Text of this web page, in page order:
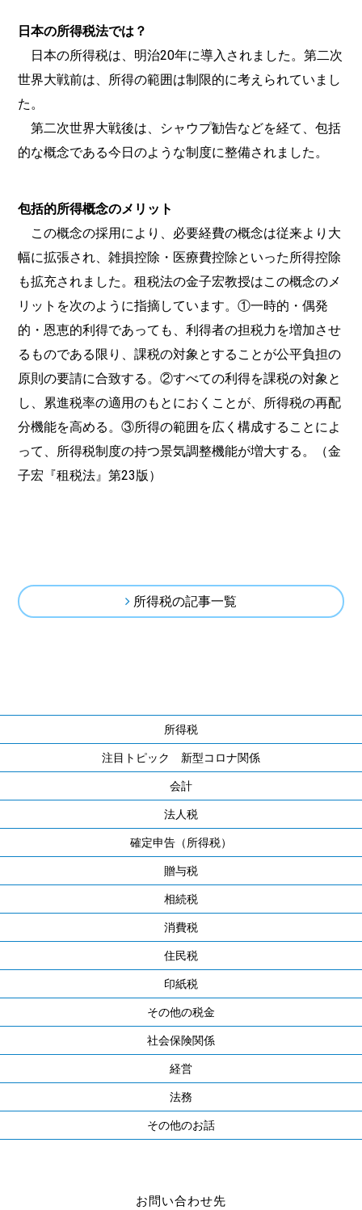
日本の所得税法では？
日本の所得税は、明治20年に導入されました。第二次
世界大戦前は、所得の範囲は制限的に考えられていまし
た。
第二次世界大戦後は、シャウプ勧告などを経て、包括
的な概念である今日のような制度に整備されました。
包括的所得概念のメリット
この概念の採用により、必要経費の概念は従来より大
幅に拡張され、雑損控除・医療費控除といった所得控除
も拡充されました。租税法の金子宏教授はこの概念のメ
リットを次のように指摘しています。①一時的・偶発
的・恩恵的利得であっても、利得者の担税力を増加させ
るものである限り、課税の対象とすることが公平負担の
原則の要請に合致する。②すべての利得を課税の対象と
し、累進税率の適用のもとにおくことが、所得税の再配
分機能を高める。③所得の範囲を広く構成することによ
って、所得税制度の持つ景気調整機能が増大する。（金
子宏『租税法』第23版）
所得税の記事一覧
所得税
注目トピック 新型コロナ関係
会計
法人税
確定申告（所得税）
贈与税
相続税
消費税
住民税
印紙税
その他の税金
社会保険関係
経営
法務
その他のお話
お問い合わせ先